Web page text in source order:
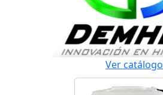
Ver catálogo